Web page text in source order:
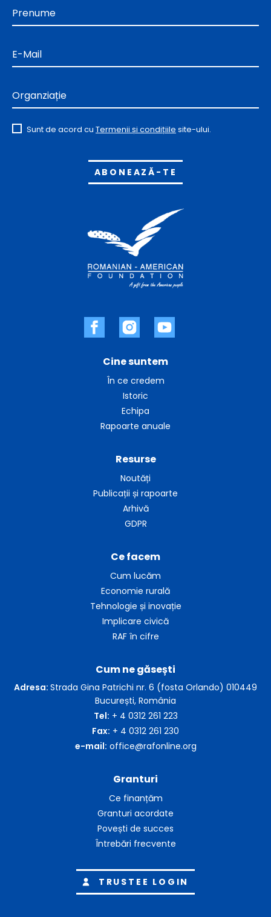
Cine suntem
În ce credem
Istoric
Echipa
Rapoarte anuale
Ce facem
Cum lucăm
Economie rurală
Tehnologie și inovație
Implicare civică
RAF în cifre
Granturi
Ce finanțăm
Granturi acordate
Povești de succes
Întrebări frecvente
Resurse
Noutăți
Publicații și rapoarte
Arhivă
GDPR
Cum ne găsești
Adresa: Strada Gina Patrichi nr. 6 (fosta Orlando) 010449
București, România
Tel: + 4 0312 261 223
Fax: + 4 0312 261 230
e-mail: office@rafonline.org
TRUSTEE LOGIN
Prenume
E-Mail
Organziație
Sunt de acord cu Termenii și condițiile site-ului.